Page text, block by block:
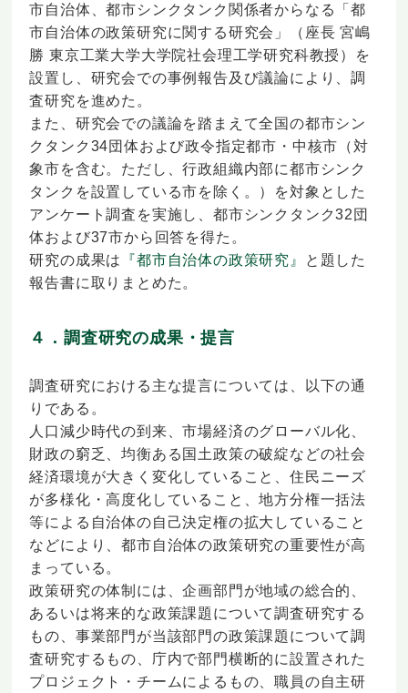
市自治体、都市シンクタンク関係者からなる「都
市自治体の政策研究に関する研究会」（座長 宮嶋
勝 東京工業大学大学院社会理工学研究科教授）を
設置し、研究会での事例報告及び議論により、調
査研究を進めた。
また、研究会での議論を踏まえて全国の都市シン
クタンク34団体および政令指定都市・中核市（対
象市を含む。ただし、行政組織内部に都市シンク
タンクを設置している市を除く。）を対象とした
アンケート調査を実施し、都市シンクタンク32団
体および37市から回答を得た。
研究の成果は
『都市自治体の政策研究』
と題した
報告書に取りまとめた。
４．調査研究の成果・提言
調査研究における主な提言については、以下の通
りである。
人口減少時代の到来、市場経済のグローバル化、
財政の窮乏、均衡ある国土政策の破綻などの社会
経済環境が大きく変化していること、住民ニーズ
が多様化・高度化していること、地方分権一括法
等による自治体の自己決定権の拡大していること
などにより、都市自治体の政策研究の重要性が高
まっている。
政策研究の体制には、企画部門が地域の総合的、
あるいは将来的な政策課題について調査研究する
もの、事業部門が当該部門の政策課題について調
査研究するもの、庁内で部門横断的に設置された
プロジェクト・チームによるもの、職員の自主研